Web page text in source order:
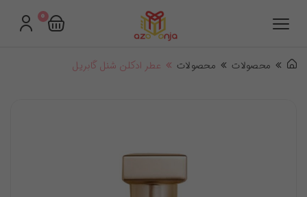
0
محصولات محصولات عطر ادکلن شنل گابریل